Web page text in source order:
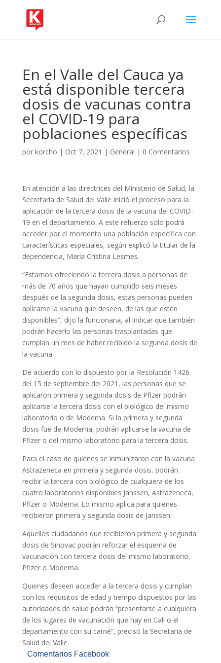
En el Valle del Cauca ya
está disponible tercera
dosis de vacunas contra
el COVID-19 para
poblaciones específicas
por korcho | Oct 7, 2021 | General | 0 Comentarios
En atención a las directrices del Ministerio de Salud, la
Secretaría de Salud del Valle inició el proceso para la
aplicación de la tercera dosis de la vacuna del COVID-
19 en el departamento. A este refuerzo solo podrá
acceder por el momento una población específica con
características especiales, según explicó la titular de la
dependencia, María Cristina Lesmes.
“Estamos ofreciendo la tercera dosis a personas de
más de 70 años que hayan cumplido seis meses
después de la segunda dosis, estas personas pueden
aplicarse la vacuna que deseen, de las que estén
disponibles”, dijo la funcionaria, al indicar que también
podrán hacerlo las personas trasplantadas que
cumplan un mes de haber recibido la segunda dosis de
la vacuna.
De acuerdo con lo dispuesto por la Resolución 1426
del 15 de septiembre del 2021, las personas que se
aplicaron primera y segunda dosis de Pfizer podrán
aplicarse la tercera dosis con el biológico del mismo
laboratorio o de Moderna. Si la primera y segunda
dosis fue de Moderna, podrán aplicarse la vacuna de
Pfizer o del mismo laboratorio para la tercera dosis.
Para el caso de quienes se inmunizaron con la vacuna
Astrazeneca en primera y segunda dosis, podrán
recibir la tercera con biológico de cualquiera de los
cuatro laboratorios disponibles Janssen, Astrazeneca,
Pfizer o Moderna. Lo mismo aplica para quienes
recibieron primera y segunda dosis de Janssen.
Aquellos ciudadanos que recibieron primera y segunda
dosis de Sinovac podrán reforzar el esquema de
vacunación con tercera dosis del mismo laboratorio,
Pfizer o Moderna.
Quienes deseen acceder a la tercera dosis y cumplan
con los requisitos de edad y tiempo dispuestos por las
autoridades de salud podrán “presentarse a cualquiera
de los lugares de vacunación que hay en Cali o el
departamento con su carné”, precisó la Secretaria de
Salud del Valle.
Comentarios Facebook